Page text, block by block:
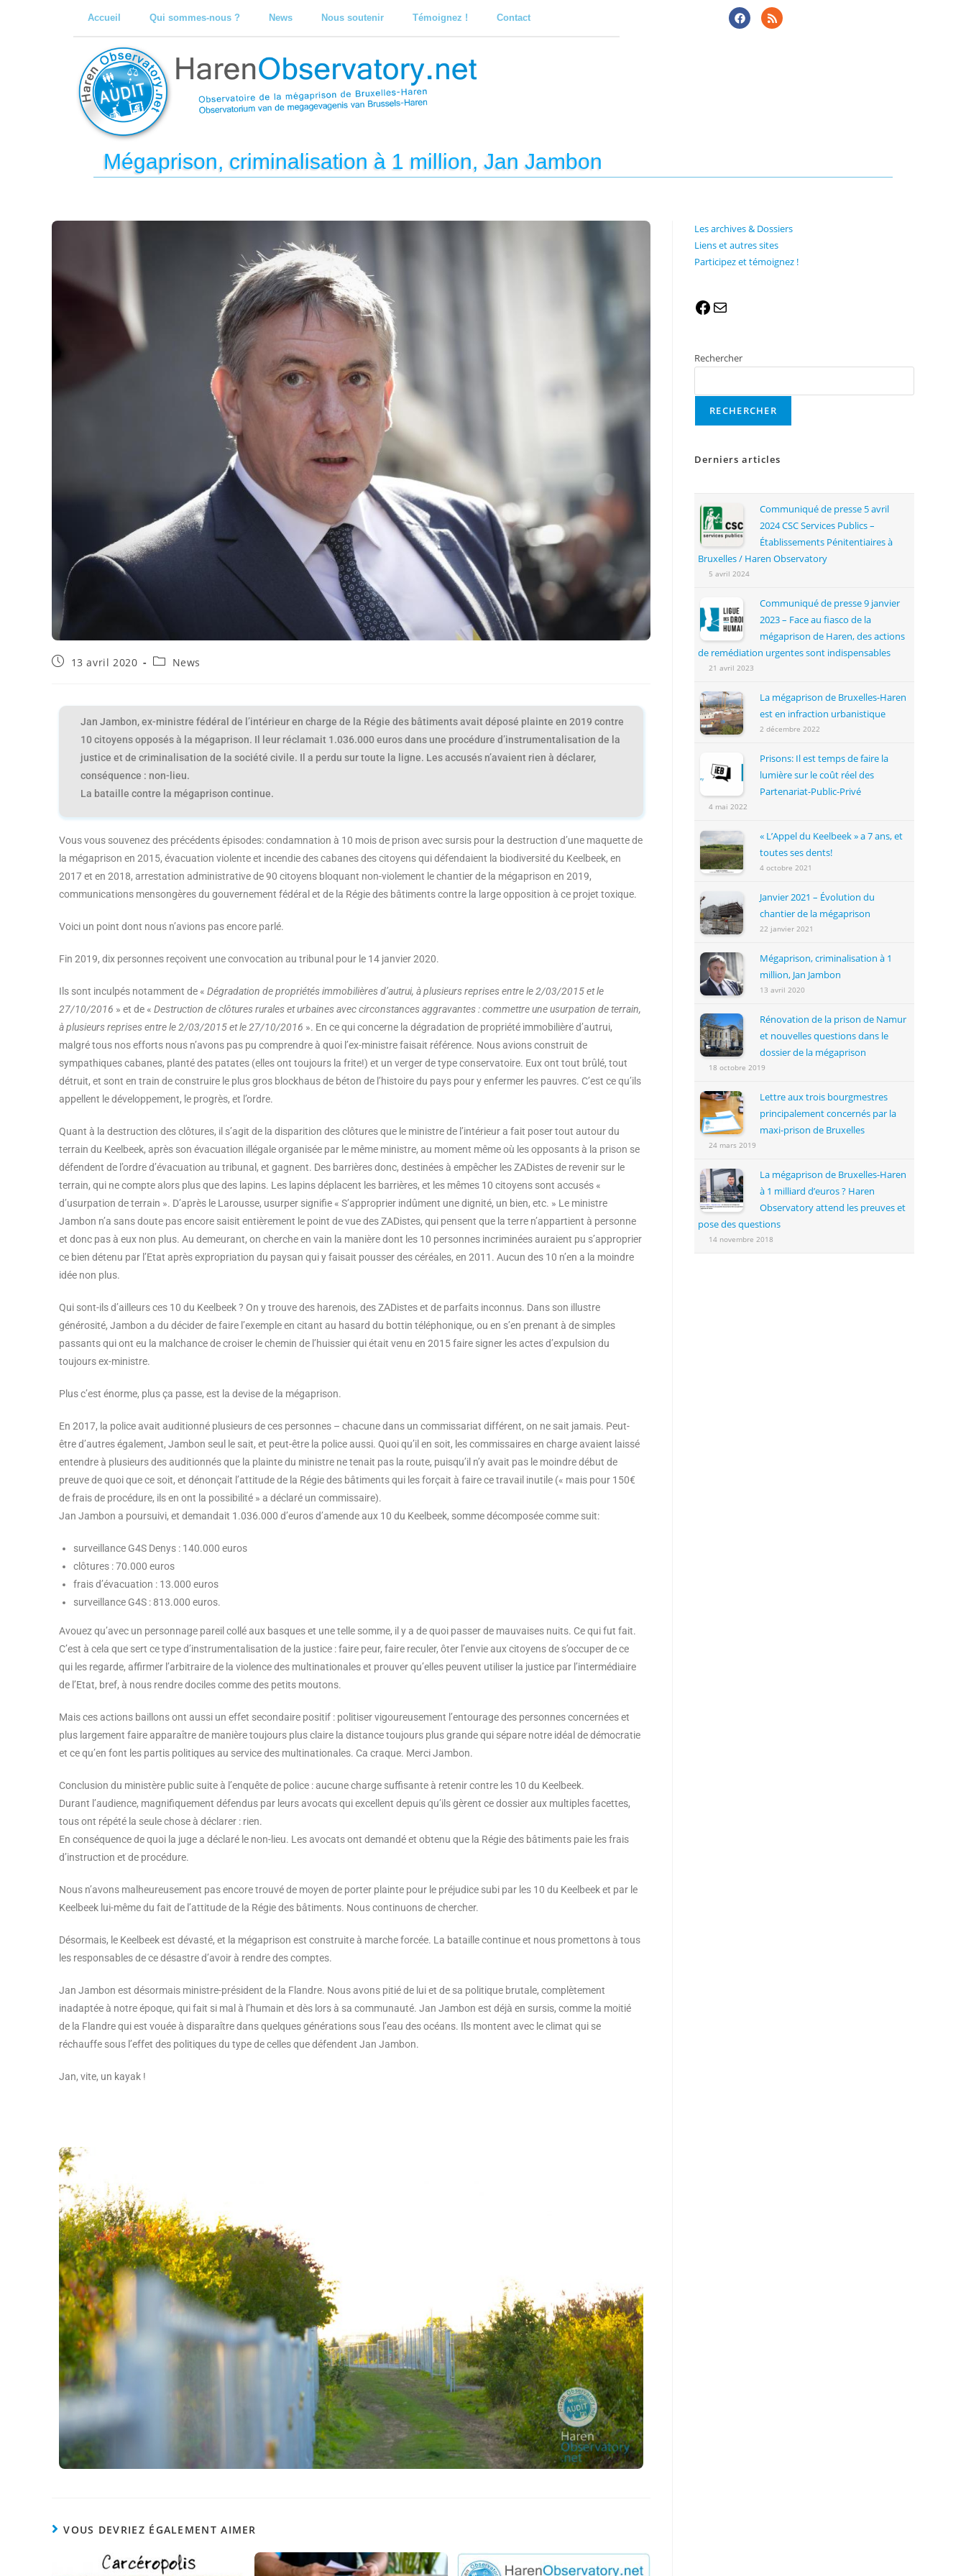
Accueil Qui sommes-nous ? News Nous soutenir Témoignez ! Contact
Mégaprison, criminalisation à 1 million, Jan Jambon
13 avril 2020 News
Jan Jambon, ex-ministre fédéral de l’intérieur en charge de la Régie des bâtiments avait déposé plainte en 2019 contre
10 citoyens opposés à la mégaprison. Il leur réclamait 1.036.000 euros dans une procédure d’instrumentalisation de la
justice et de criminalisation de la société civile. Il a perdu sur toute la ligne. Les accusés n’avaient rien à déclarer,
conséquence : non-lieu.
La bataille contre la mégaprison continue.
Vous vous souvenez des précédents épisodes: condamnation à 10 mois de prison avec sursis pour la destruction d’une maquette de
la mégaprison en 2015, évacuation violente et incendie des cabanes des citoyens qui défendaient la biodiversité du Keelbeek, en
2017 et en 2018, arrestation administrative de 90 citoyens bloquant non-violement le chantier de la mégaprison en 2019,
communications mensongères du gouvernement fédéral et de la Régie des bâtiments contre la large opposition à ce projet toxique.
Voici un point dont nous n’avions pas encore parlé.
Fin 2019, dix personnes reçoivent une convocation au tribunal pour le 14 janvier 2020.
Ils sont inculpés notamment de « Dégradation de propriétés immobilières d’autrui, à plusieurs reprises entre le 2/03/2015 et le
27/10/2016 » et de « Destruction de clôtures rurales et urbaines avec circonstances aggravantes : commettre une usurpation de terrain,
à plusieurs reprises entre le 2/03/2015 et le 27/10/2016 ». En ce qui concerne la dégradation de propriété immobilière d’autrui,
malgré tous nos efforts nous n’avons pas pu comprendre à quoi l’ex-ministre faisait référence. Nous avions construit de
sympathiques cabanes, planté des patates (elles ont toujours la frite!) et un verger de type conservatoire. Eux ont tout brûlé, tout
détruit, et sont en train de construire le plus gros blockhaus de béton de l’histoire du pays pour y enfermer les pauvres. C’est ce qu’ils
appellent le développement, le progrès, et l’ordre.
Quant à la destruction des clôtures, il s’agit de la disparition des clôtures que le ministre de l’intérieur a fait poser tout autour du
terrain du Keelbeek, après son évacuation illégale organisée par le même ministre, au moment même où les opposants à la prison se
défendent de l’ordre d’évacuation au tribunal, et gagnent. Des barrières donc, destinées à empêcher les ZADistes de revenir sur le
terrain, qui ne compte alors plus que des lapins. Les lapins déplacent les barrières, et les mêmes 10 citoyens sont accusés «
d’usurpation de terrain ». D’après le Larousse, usurper signifie « S’approprier indûment une dignité, un bien, etc. » Le ministre
Jambon n’a sans doute pas encore saisit entièrement le point de vue des ZADistes, qui pensent que la terre n’appartient à personne
et donc pas à eux non plus. Au demeurant, on cherche en vain la manière dont les 10 personnes incriminées auraient pu s’approprier
ce bien détenu par l’Etat après expropriation du paysan qui y faisait pousser des céréales, en 2011. Aucun des 10 n’en a la moindre
idée non plus.
Qui sont-ils d’ailleurs ces 10 du Keelbeek ? On y trouve des harenois, des ZADistes et de parfaits inconnus. Dans son illustre
générosité, Jambon a du décider de faire l’exemple en citant au hasard du bottin téléphonique, ou en s’en prenant à de simples
passants qui ont eu la malchance de croiser le chemin de l’huissier qui était venu en 2015 faire signer les actes d’expulsion du
toujours ex-ministre.
Plus c’est énorme, plus ça passe, est la devise de la mégaprison.
En 2017, la police avait auditionné plusieurs de ces personnes – chacune dans un commissariat différent, on ne sait jamais. Peut-
être d’autres également, Jambon seul le sait, et peut-être la police aussi. Quoi qu’il en soit, les commissaires en charge avaient laissé
entendre à plusieurs des auditionnés que la plainte du ministre ne tenait pas la route, puisqu’il n’y avait pas le moindre début de
preuve de quoi que ce soit, et dénonçait l’attitude de la Régie des bâtiments qui les forçait à faire ce travail inutile (« mais pour 150€
de frais de procédure, ils en ont la possibilité » a déclaré un commissaire).
Jan Jambon a poursuivi, et demandait 1.036.000 d’euros d’amende aux 10 du Keelbeek, somme décomposée comme suit:
surveillance G4S Denys : 140.000 euros
clôtures : 70.000 euros
frais d’évacuation : 13.000 euros
surveillance G4S : 813.000 euros.
Avouez qu’avec un personnage pareil collé aux basques et une telle somme, il y a de quoi passer de mauvaises nuits. Ce qui fut fait.
C’est à cela que sert ce type d’instrumentalisation de la justice : faire peur, faire reculer, ôter l’envie aux citoyens de s’occuper de ce
qui les regarde, affirmer l’arbitraire de la violence des multinationales et prouver qu’elles peuvent utiliser la justice par l’intermédiaire
de l’Etat, bref, à nous rendre dociles comme des petits moutons.
Mais ces actions baillons ont aussi un effet secondaire positif : politiser vigoureusement l’entourage des personnes concernées et
plus largement faire apparaître de manière toujours plus claire la distance toujours plus grande qui sépare notre idéal de démocratie
et ce qu’en font les partis politiques au service des multinationales. Ca craque. Merci Jambon.
Conclusion du ministère public suite à l’enquête de police : aucune charge suffisante à retenir contre les 10 du Keelbeek.
Durant l’audience, magnifiquement défendus par leurs avocats qui excellent depuis qu’ils gèrent ce dossier aux multiples facettes,
tous ont répété la seule chose à déclarer : rien.
En conséquence de quoi la juge a déclaré le non-lieu. Les avocats ont demandé et obtenu que la Régie des bâtiments paie les frais
d’instruction et de procédure.
Nous n’avons malheureusement pas encore trouvé de moyen de porter plainte pour le préjudice subi par les 10 du Keelbeek et par le
Keelbeek lui-même du fait de l’attitude de la Régie des bâtiments. Nous continuons de chercher.
Désormais, le Keelbeek est dévasté, et la mégaprison est construite à marche forcée. La bataille continue et nous promettons à tous
les responsables de ce désastre d’avoir à rendre des comptes.
Jan Jambon est désormais ministre-président de la Flandre. Nous avons pitié de lui et de sa politique brutale, complètement
inadaptée à notre époque, qui fait si mal à l’humain et dès lors à sa communauté. Jan Jambon est déjà en sursis, comme la moitié
de la Flandre qui est vouée à disparaître dans quelques générations sous l’eau des océans. Ils montent avec le climat qui se
réchauffe sous l’effet des politiques du type de celles que défendent Jan Jambon.
Jan, vite, un kayak !
VOUS DEVRIEZ ÉGALEMENT AIMER
Les archives & Dossiers
Liens et autres sites
Participez et témoignez !
Rechercher
RECHERCHER
Derniers articles
Communiqué de presse 5 avril
2024 CSC Services Publics –
Établissements Pénitentiaires à
Bruxelles / Haren Observatory
5 avril 2024
Communiqué de presse 9 janvier
2023 – Face au fiasco de la
mégaprison de Haren, des actions
de remédiation urgentes sont indispensables
21 avril 2023
La mégaprison de Bruxelles-Haren
est en infraction urbanistique
2 décembre 2022
Prisons: Il est temps de faire la
lumière sur le coût réel des
Partenariat-Public-Privé
4 mai 2022
« L’Appel du Keelbeek » a 7 ans, et
toutes ses dents!
4 octobre 2021
Janvier 2021 – Évolution du
chantier de la mégaprison
22 janvier 2021
Mégaprison, criminalisation à 1
million, Jan Jambon
13 avril 2020
Rénovation de la prison de Namur
et nouvelles questions dans le
dossier de la mégaprison
18 octobre 2019
Lettre aux trois bourgmestres
principalement concernés par la
maxi-prison de Bruxelles
24 mars 2019
La mégaprison de Bruxelles-Haren
à 1 milliard d’euros ? Haren
Observatory attend les preuves et
pose des questions
14 novembre 2018